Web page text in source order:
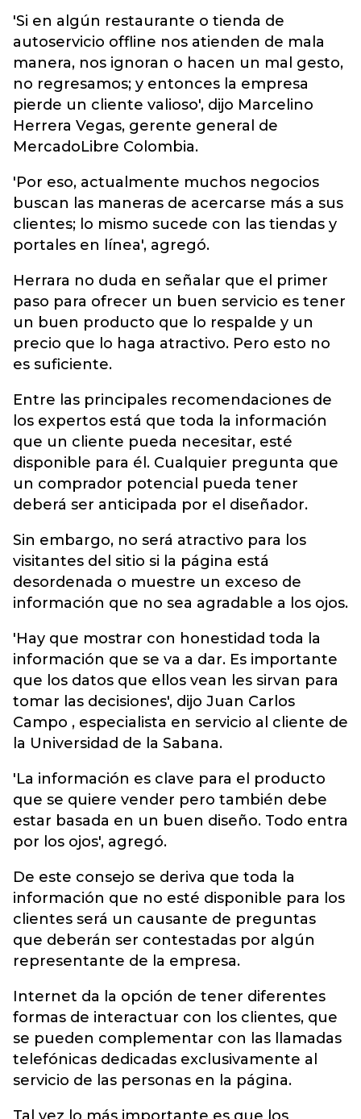
'Si en algún restaurante o tienda de
autoservicio offline nos atienden de mala
manera, nos ignoran o hacen un mal gesto,
no regresamos; y entonces la empresa
pierde un cliente valioso', dijo Marcelino
Herrera Vegas, gerente general de
MercadoLibre Colombia.
'Por eso, actualmente muchos negocios
buscan las maneras de acercarse más a sus
clientes; lo mismo sucede con las tiendas y
portales en línea', agregó.
Herrara no duda en señalar que el primer
paso para ofrecer un buen servicio es tener
un buen producto que lo respalde y un
precio que lo haga atractivo. Pero esto no
es suficiente.
Entre las principales recomendaciones de
los expertos está que toda la información
que un cliente pueda necesitar, esté
disponible para él. Cualquier pregunta que
un comprador potencial pueda tener
deberá ser anticipada por el diseñador.
Sin embargo, no será atractivo para los
visitantes del sitio si la página está
desordenada o muestre un exceso de
información que no sea agradable a los ojos.
'Hay que mostrar con honestidad toda la
información que se va a dar. Es importante
que los datos que ellos vean les sirvan para
tomar las decisiones', dijo Juan Carlos
Campo , especialista en servicio al cliente de
la Universidad de la Sabana.
'La información es clave para el producto
que se quiere vender pero también debe
estar basada en un buen diseño. Todo entra
por los ojos', agregó.
De este consejo se deriva que toda la
información que no esté disponible para los
clientes será un causante de preguntas
que deberán ser contestadas por algún
representante de la empresa.
Internet da la opción de tener diferentes
formas de interactuar con los clientes, que
se pueden complementar con las llamadas
telefónicas dedicadas exclusivamente al
servicio de las personas en la página.